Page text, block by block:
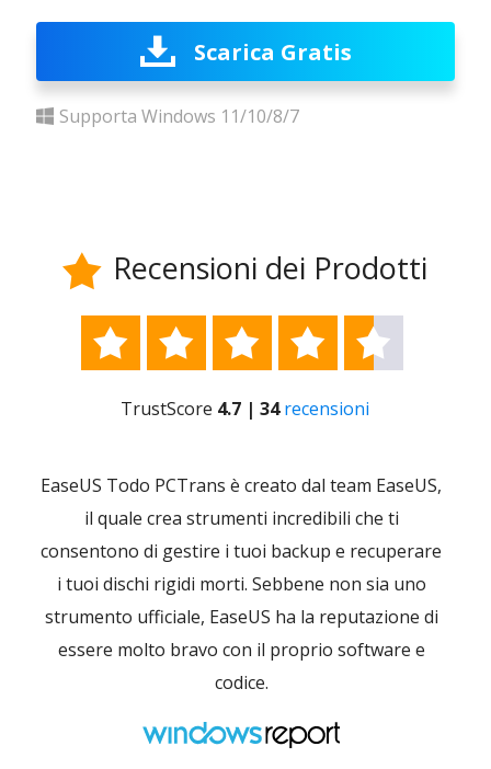
Scarica Gratis
Supporta Windows 11/10/8/7
 Recensioni dei Prodotti
    
TrustScore 4.7 | 34 recensioni
EaseUS Todo PCTrans è creato dal team EaseUS,
il quale crea strumenti incredibili che ti
consentono di gestire i tuoi backup e recuperare
i tuoi dischi rigidi morti. Sebbene non sia uno
strumento ufficiale, EaseUS ha la reputazione di
essere molto bravo con il proprio software e
codice.